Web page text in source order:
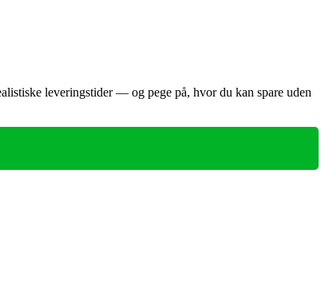
leveringstider — og pege på, hvor du kan spare uden